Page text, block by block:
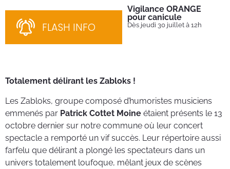
FLASH INFO
Vigilance ORANGE
pour canicule
Dès jeudi 30 juillet à 12h
Totalement délirant les Zabloks !
Les Zabloks, groupe composé d’humoristes musiciens
emmenés par Patrick Cottet Moine étaient présents le 13
octobre dernier sur notre commune où leur concert
spectacle a remporté un vif succès. Leur répertoire aussi
farfelu que délirant a plongé les spectateurs dans un
univers totalement loufoque, mêlant jeux de scènes